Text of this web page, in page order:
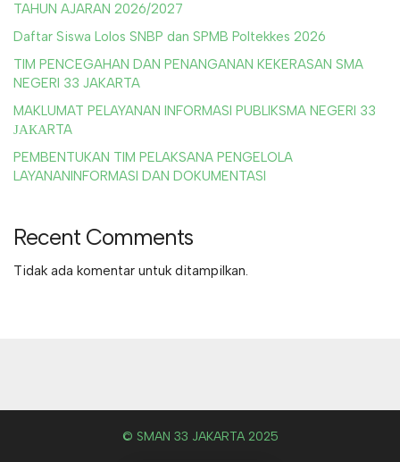
TAHUN AJARAN 2026/2027
Daftar Siswa Lolos SNBP dan SPMB Poltekkes 2026
TIM PENCEGAHAN DAN PENANGANAN KEKERASAN SMA
NEGERI 33 JAKARTA
MAKLUMAT PELAYANAN INFORMASI PUBLIKSMA NEGERI 33
ЈАКАRTA
PEMBENTUKAN TIM PELAKSANA PENGELOLA
LAYANANINFORMASI DAN DOKUMENTASI
Recent Comments
Tidak ada komentar untuk ditampilkan.
© SMAN 33 JAKARTA 2025